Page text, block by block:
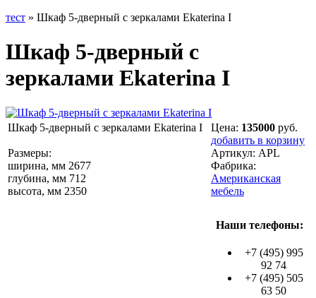
тест » Шкаф 5-дверный с зеркалами Ekaterina I
Шкаф 5-дверный с
зеркалами Ekaterina I
Шкаф 5-дверный с зеркалами Ekaterina I
Размеры:
ширина, мм 2677
глубина, мм 712
высота, мм 2350
Цена: 135000 руб.
добавить в корзину
Артикул: APL
Фабрика:
Американская
мебель
Наши телефоны:
+7 (495) 995
92 74
+7 (495) 505
63 50